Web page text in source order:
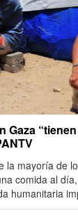
Gaza
la mayoría de
comida al
humanitaria